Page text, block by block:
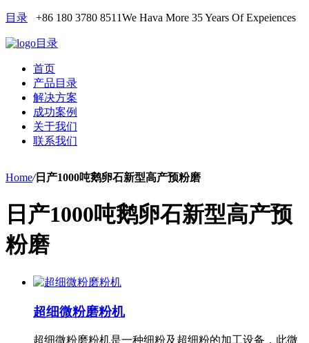
目录 +86 180 3780 8511We Hava More 35 Years Of Expeiences
目录
首页
产品目录
解决方案
成功案例
关于我们
联系我们
Home/日产1000吨鹅卵石新型高产预粉磨
日产1000吨鹅卵石新型高产预
粉磨
超细微粉磨粉机
超细微粉磨粉机是一种细粉及超细粉的加工设备，此微